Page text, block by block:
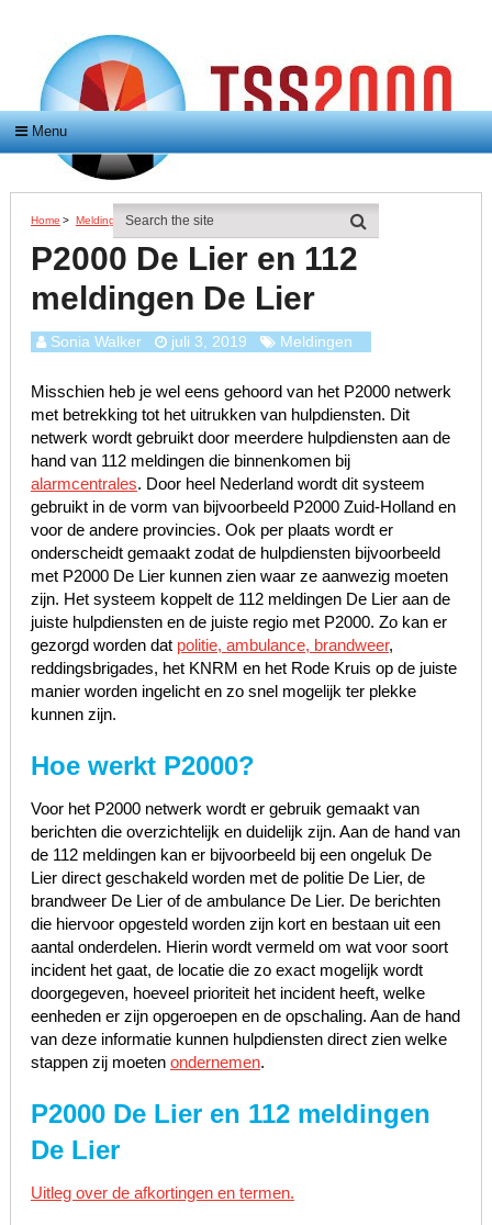
Menu
Home > Meldingen > P2000 De Lier En 112 Meldingen De Lier
P2000 De Lier en 112
meldingen De Lier
Sonia Walker juli 3, 2019 Meldingen
Misschien heb je wel eens gehoord van het P2000 netwerk
met betrekking tot het uitrukken van hulpdiensten. Dit
netwerk wordt gebruikt door meerdere hulpdiensten aan de
hand van 112 meldingen die binnenkomen bij
alarmcentrales. Door heel Nederland wordt dit systeem
gebruikt in de vorm van bijvoorbeeld P2000 Zuid-Holland en
voor de andere provincies. Ook per plaats wordt er
onderscheidt gemaakt zodat de hulpdiensten bijvoorbeeld
met P2000 De Lier kunnen zien waar ze aanwezig moeten
zijn. Het systeem koppelt de 112 meldingen De Lier aan de
juiste hulpdiensten en de juiste regio met P2000. Zo kan er
gezorgd worden dat politie, ambulance, brandweer,
reddingsbrigades, het KNRM en het Rode Kruis op de juiste
manier worden ingelicht en zo snel mogelijk ter plekke
kunnen zijn.
Hoe werkt P2000?
Voor het P2000 netwerk wordt er gebruik gemaakt van
berichten die overzichtelijk en duidelijk zijn. Aan de hand van
de 112 meldingen kan er bijvoorbeeld bij een ongeluk De
Lier direct geschakeld worden met de politie De Lier, de
brandweer De Lier of de ambulance De Lier. De berichten
die hiervoor opgesteld worden zijn kort en bestaan uit een
aantal onderdelen. Hierin wordt vermeld om wat voor soort
incident het gaat, de locatie die zo exact mogelijk wordt
doorgegeven, hoeveel prioriteit het incident heeft, welke
eenheden er zijn opgeroepen en de opschaling. Aan de hand
van deze informatie kunnen hulpdiensten direct zien welke
stappen zij moeten ondernemen.
P2000 De Lier en 112 meldingen
De Lier
Uitleg over de afkortingen en termen.